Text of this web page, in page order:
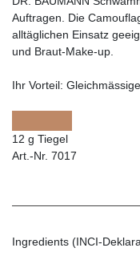
Auftragen. Die
alltäglichen Einsatz
und Braut-Make-up.
Ihr Vorteil:
12 g Tiegel
Art.-Nr. 7017
Ingredients (INCI-